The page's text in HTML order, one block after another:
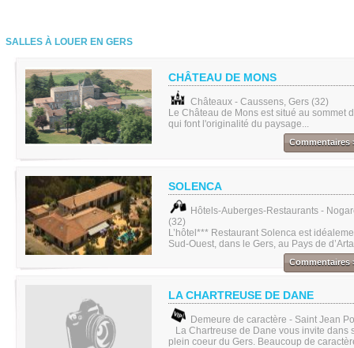
SALLES À LOUER EN GERS
CHÂTEAU DE MONS
Châteaux - Caussens, Gers (32)
Le Château de Mons est situé au sommet
qui font l'originalité du paysage...
Commentaires
SOLENCA
Hôtels-Auberges-Restaurants -
(32)
L’hôtel*** Restaurant Solenca est
Sud-Ouest, dans le Gers, au Pays de
Commentaires
LA CHARTREUSE DE DANE
Demeure de caractère - Saint Jean
La Chartreuse de Dane vous invite dans
plein coeur du Gers. Beaucoup de